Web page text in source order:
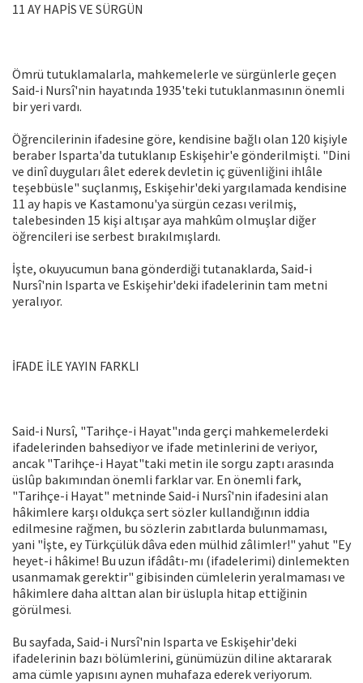
11 AY HAPİS VE SÜRGÜN
Ömrü tutuklamalarla, mahkemelerle ve sürgünlerle geçen
Said-i Nursî'nin hayatında 1935'teki tutuklanmasının önemli
bir yeri vardı.
Öğrencilerinin ifadesine göre, kendisine bağlı olan 120 kişiyle
beraber Isparta'da tutuklanıp Eskişehir'e gönderilmişti. "Dini
ve dinî duyguları âlet ederek devletin iç güvenliğini ihlâle
teşebbüsle" suçlanmış, Eskişehir'deki yargılamada kendisine
11 ay hapis ve Kastamonu'ya sürgün cezası verilmiş,
talebesinden 15 kişi altışar aya mahkûm olmuşlar diğer
öğrencileri ise serbest bırakılmışlardı.
İşte, okuyucumun bana gönderdiği tutanaklarda, Said-i
Nursî'nin Isparta ve Eskişehir'deki ifadelerinin tam metni
yeralıyor.
İFADE İLE YAYIN FARKLI
Said-i Nursî, "Tarihçe-i Hayat"ında gerçi mahkemelerdeki
ifadelerinden bahsediyor ve ifade metinlerini de veriyor,
ancak "Tarihçe-i Hayat"taki metin ile sorgu zaptı arasında
üslûp bakımından önemli farklar var. En önemli fark,
"Tarihçe-i Hayat" metninde Said-i Nursî'nin ifadesini alan
hâkimlere karşı oldukça sert sözler kullandığının iddia
edilmesine rağmen, bu sözlerin zabıtlarda bulunmaması,
yani "İşte, ey Türkçülük dâva eden mülhid zâlimler!" yahut "Ey
heyet-i hâkime! Bu uzun ifâdâtı-mı (ifadelerimi) dinlemekten
usanmamak gerektir" gibisinden cümlelerin yeralmaması ve
hâkimlere daha alttan alan bir üslupla hitap ettiğinin
görülmesi.
Bu sayfada, Said-i Nursî'nin Isparta ve Eskişehir'deki
ifadelerinin bazı bölümlerini, günümüzün diline aktararak
ama cümle yapısını aynen muhafaza ederek veriyorum.